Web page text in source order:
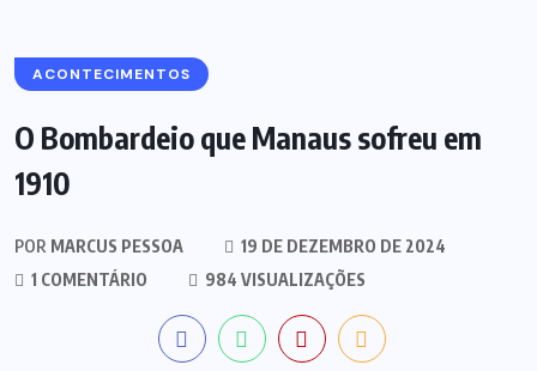
ACONTECIMENTOS
O Bombardeio que Manaus sofreu em
1910
POR MARCUS PESSOA
19 DE DEZEMBRO DE 2024
1 COMENTÁRIO
984 VISUALIZAÇÕES